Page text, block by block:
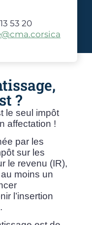
53 20
?
le seul impôt
affectation !
par les
sur les
le revenu (IR),
moins un
l’insertion